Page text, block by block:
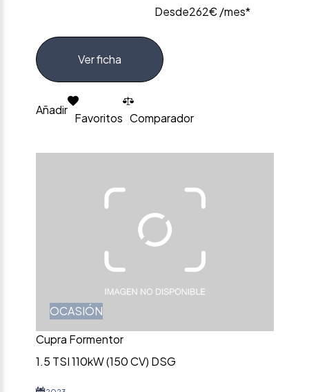
Desde262€ /mes*
Ver ficha
Añadir
Favoritos Comparador
OCASIÓN
Cupra Formentor
1.5 TSI 110kW (150 CV) DSG